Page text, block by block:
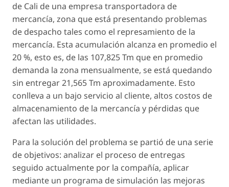
de Cali de una empresa transportadora de
mercancía, zona que está presentando problemas
de despacho tales como el represamiento de la
mercancía. Esta acumulación alcanza en promedio el
20 %, esto es, de las 107,825 Tm que en promedio
demanda la zona mensualmente, se está quedando
sin entregar 21,565 Tm aproximadamente. Esto
conlleva a un bajo servicio al cliente, altos costos de
almacenamiento de la mercancía y pérdidas que
afectan las utilidades.
Para la solución del problema se partió de una serie
de objetivos: analizar el proceso de entregas
seguido actualmente por la compañía, aplicar
mediante un programa de simulación las mejoras